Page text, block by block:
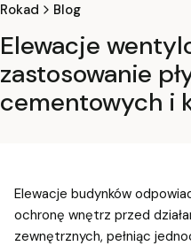
Rokad Blog
Elewacje
zastosowanie
cementowych i
Elewacje budynków
ochronę wnętrz przed
zewnętrznych, pełniąc